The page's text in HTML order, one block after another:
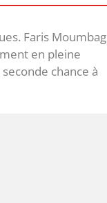
Faris
en pleine
chance à